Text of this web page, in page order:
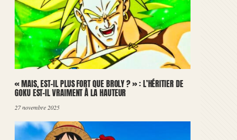
« MAIS, EST-IL PLUS FORT QUE BROLY ? » : L’HÉRITIER DE
GOKU EST-IL VRAIMENT À LA HAUTEUR
27 novembre 2025